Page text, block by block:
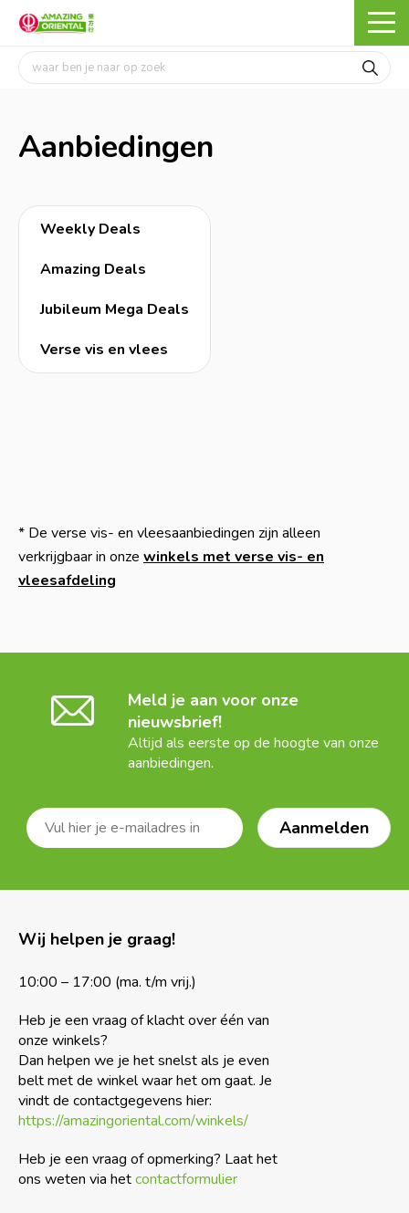
Aanbiedingen
Weekly Deals
Amazing Deals
Jubileum Mega Deals
Verse vis en vlees
* De verse vis- en vleesaanbiedingen zijn alleen
verkrijgbaar in onze winkels met verse vis- en
vleesafdeling
Meld je aan voor onze
nieuwsbrief!
Altijd als eerste op de hoogte van onze
aanbiedingen.
Wij helpen je graag!
10:00 – 17:00 (ma. t/m vrij.)
Heb je een vraag of klacht over één van
onze winkels?
Dan helpen we je het snelst als je even
belt met de winkel waar het om gaat. Je
vindt de contactgegevens hier:
https://amazingoriental.com/winkels/
Heb je een vraag of opmerking? Laat het
ons weten via hetcontactformulier